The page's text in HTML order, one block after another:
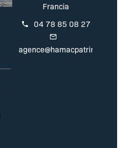
Francia
04 78 85 08 27